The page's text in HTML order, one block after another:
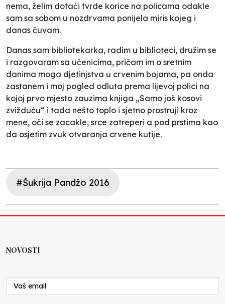
nema, želim dotaći tvrde korice na policama odakle
sam sa sobom u nozdrvama ponijela miris kojeg i
danas čuvam.
Danas sam bibliotekarka, radim u biblioteci, družim se
i razgovaram sa učenicima, pričam im o sretnim
danima moga djetinjstva u crvenim bojama, pa onda
zastanem i moj pogled odluta prema lijevoj polici na
kojoj prvo mjesto zauzima knjiga „Samo još kosovi
zvižduću“ i tada nešto toplo i sjetno prostruji kroz
mene, oči se zacakle, srce zatreperi a pod prstima kao
da osjetim zvuk otvaranja crvene kutije.
#Šukrija Pandžo 2016
NOVOSTI